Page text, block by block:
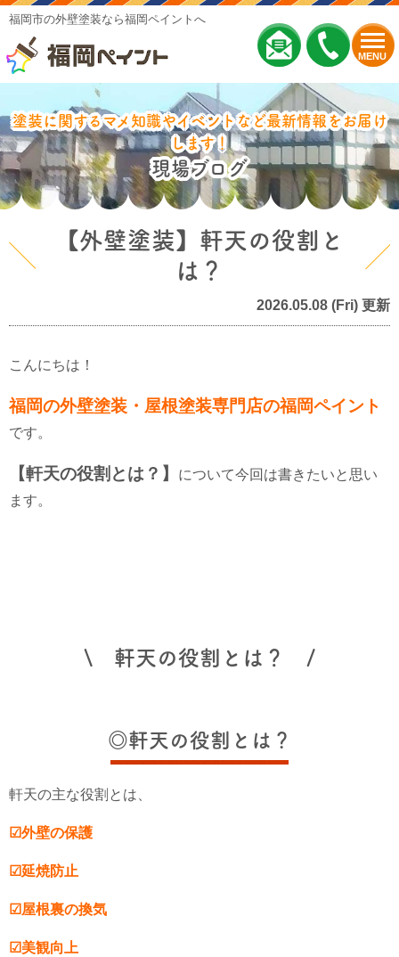
MENU
福岡市の外壁塗装なら福岡ペイントへ
塗装に関するマメ知識やイベントなど最新情報をお届け
します！
現場ブログ
【外壁塗装】軒天の役割と
は？
2026.05.08 (Fri) 更新
こんにちは！
福岡の外壁塗装・屋根塗装専門店の福岡ペイント
です。
【軒天の役割とは？】
について今回は書きたいと思い
ます。
\ 軒天の役割とは？ /
◎軒天の役割とは？
軒天の主な役割とは、
☑外壁の保護
☑延焼防止
☑屋根裏の換気
☑美観向上